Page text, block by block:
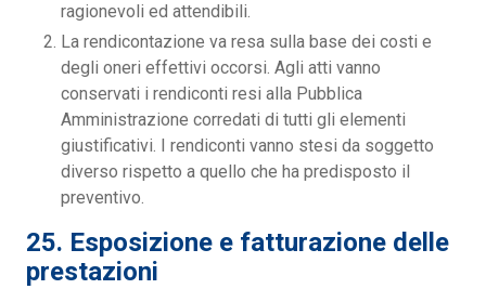
ragionevoli ed attendibili.
La rendicontazione va resa sulla base dei costi e
degli oneri effettivi occorsi. Agli atti vanno
conservati i rendiconti resi alla Pubblica
Amministrazione corredati di tutti gli elementi
giustificativi. I rendiconti vanno stesi da soggetto
diverso rispetto a quello che ha predisposto il
preventivo.
25. Esposizione e fatturazione delle
prestazioni